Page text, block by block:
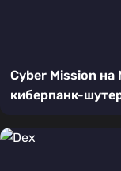
Cyber Mission
киберпанк-